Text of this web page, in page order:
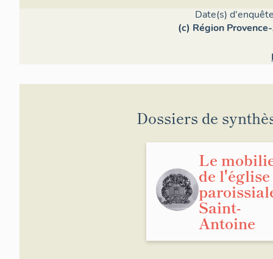
Église
semblent
Date(s)
(c) Région
Dossiers de
Le
de l'église
Saint-
Antoine